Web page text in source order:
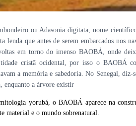
ou Adasonia digitata, nome
lenda que antes de serem embarcados nos
em torno do imenso BAOBÁ, onde
cristã ocidental, por isso o BAOBÁ
a memória e sabedoria. No Senegal,
enquanto a árvore existir
yorubá, o BAOBÁ aparece na
material e o mundo sobrenatural.